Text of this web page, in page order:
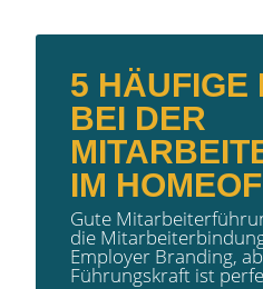
5 HÄUFIGE
BEI DER
IM
Gute
die
Employer Branding,
Führungskraft ist